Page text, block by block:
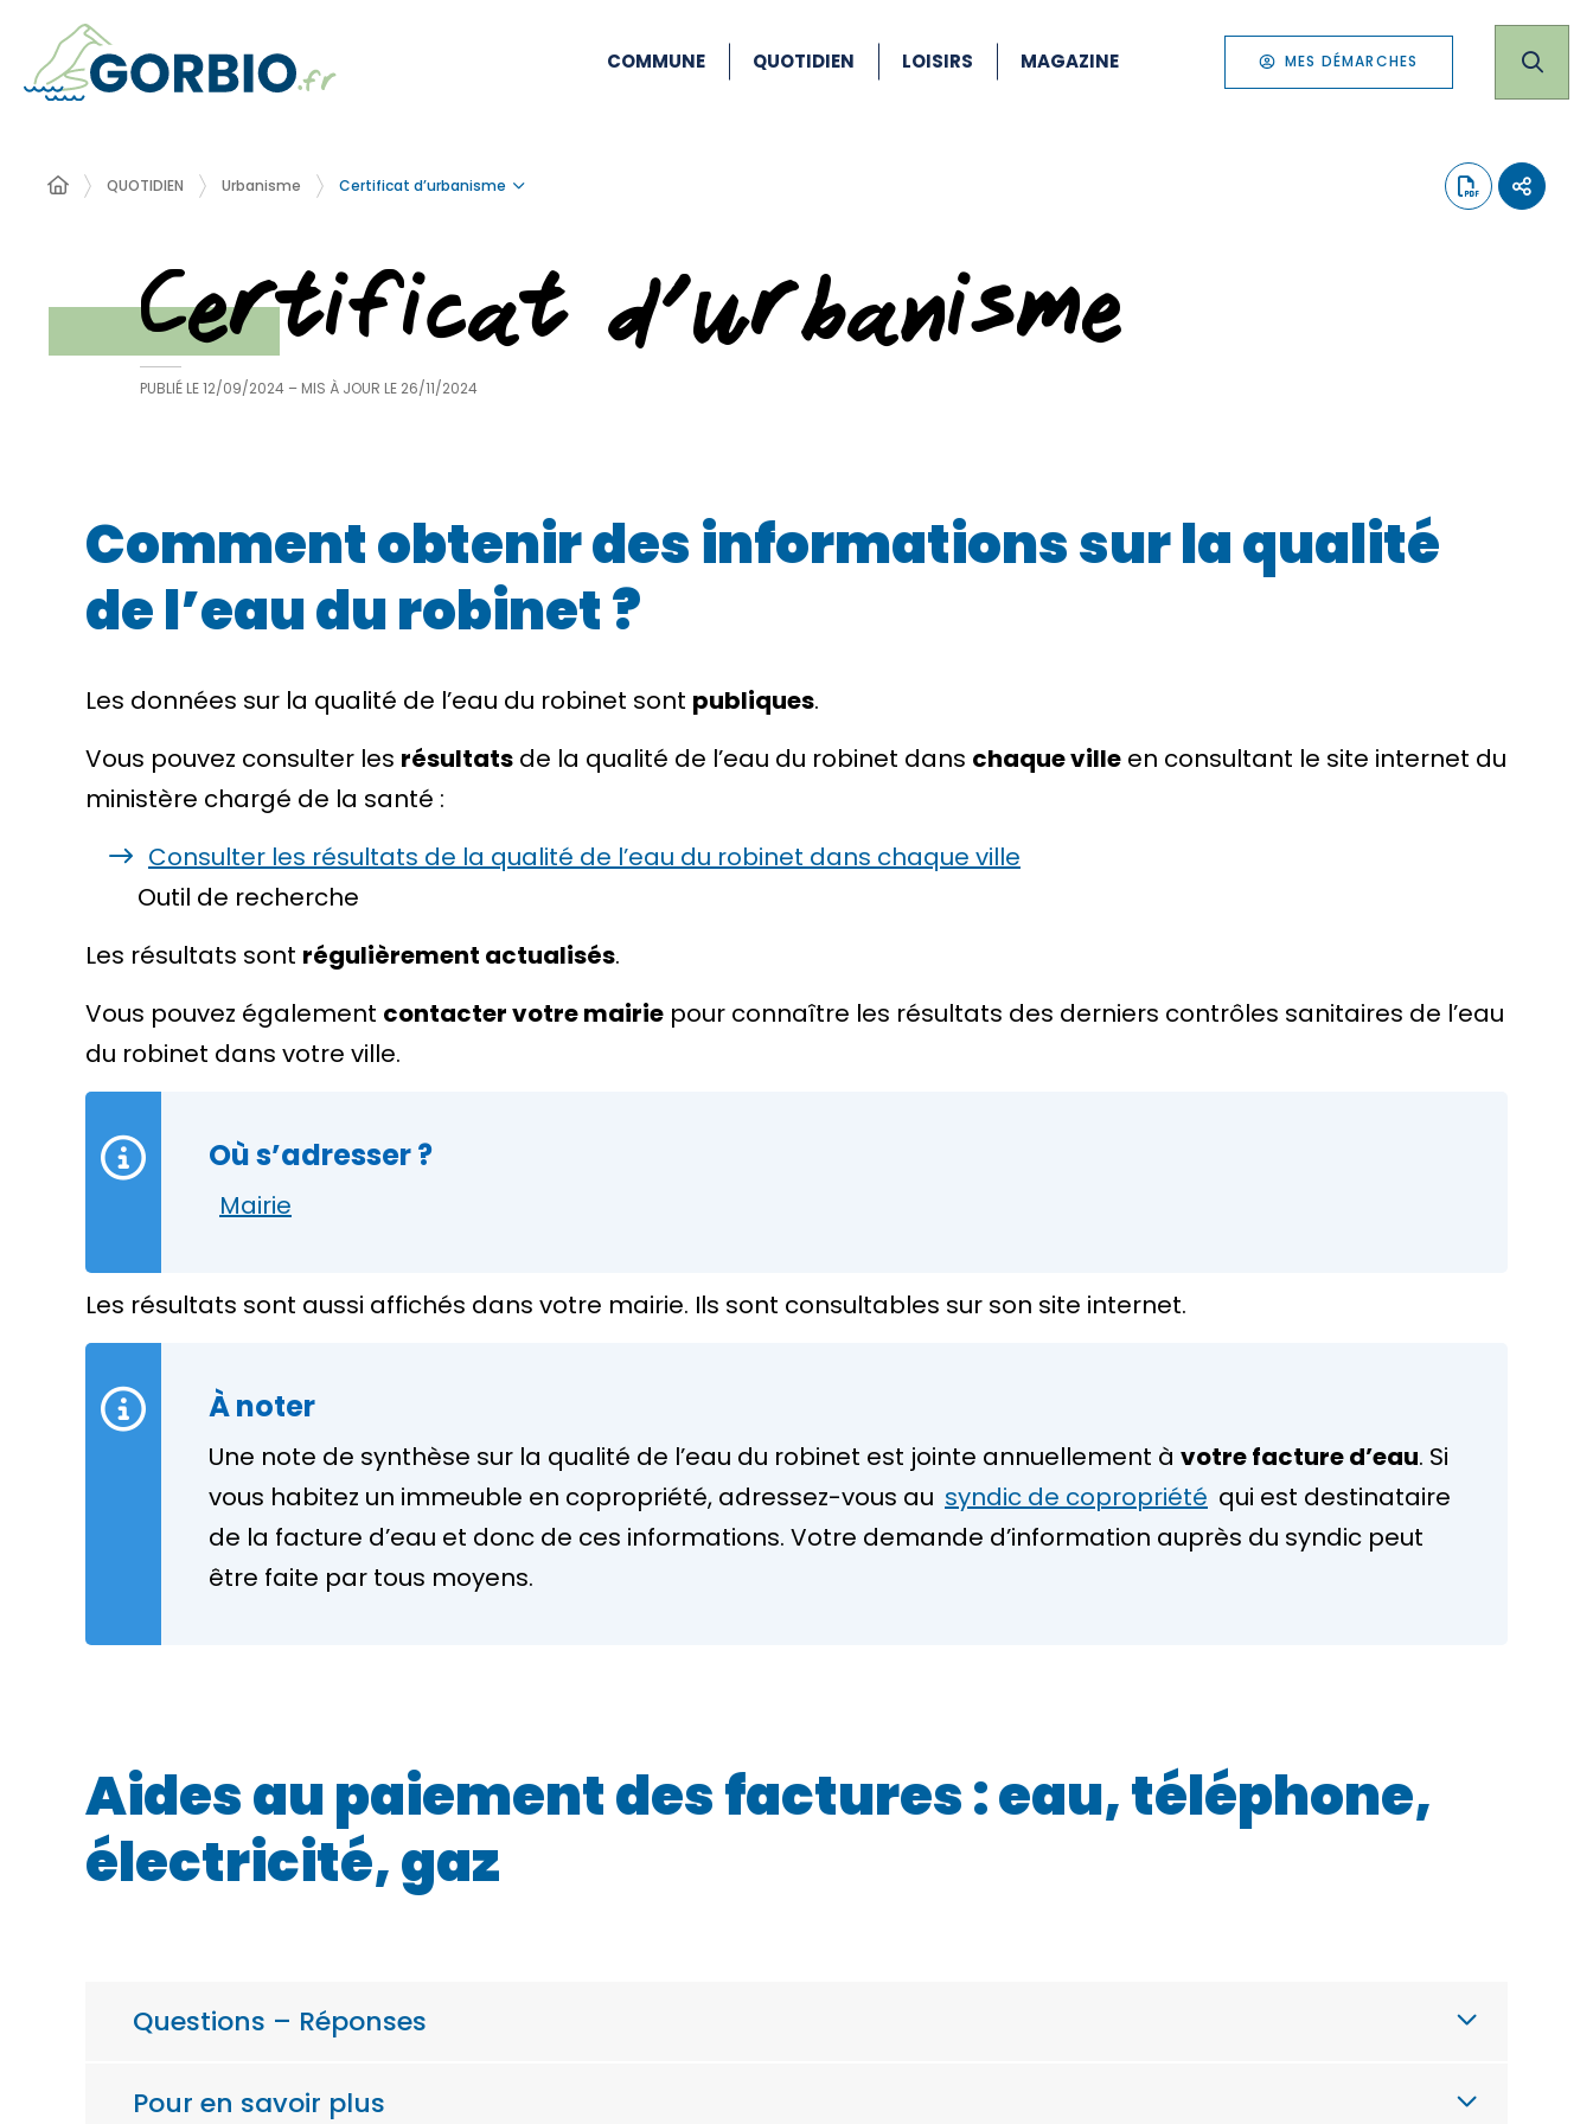
COMMUNE QUOTIDIEN LOISIRS MAGAZINE MES DÉMARCHES
QUOTIDIEN Urbanisme Certificat d’urbanisme
Certificat d’urbanisme
PUBLIÉ LE12/09/2024 – MIS À JOUR LE 26/11/2024
Comment obtenir des informations sur la qualité
de l’eau du robinet ?
Les données sur la qualité de l’eau du robinet sont publiques.
Vous pouvez consulter les résultats de la qualité de l’eau du robinet dans chaque ville en consultant le site internet du
ministère chargé de la santé :
Consulter les résultats de la qualité de l’eau du robinet dans chaque ville
Outil de recherche
Les résultats sont régulièrement actualisés.
Vous pouvez également contacter votre mairie pour connaître les résultats des derniers contrôles sanitaires de l’eau
du robinet dans votre ville.
Où s’adresser ?
Mairie
Les résultats sont aussi affichés dans votre mairie. Ils sont consultables sur son site internet.
À noter
Une note de synthèse sur la qualité de l’eau du robinet est jointe annuellement à votre facture d’eau. Si
vous habitez un immeuble en copropriété, adressez-vous au syndic de copropriété qui est destinataire
de la facture d’eau et donc de ces informations. Votre demande d’information auprès du syndic peut
être faite par tous moyens.
Aides au paiement des factures : eau, téléphone,
électricité, gaz
Questions – Réponses
Pour en savoir plus